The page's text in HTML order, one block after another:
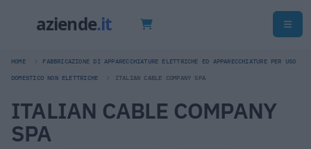
HOME FABBRICAZIONE DI APPARECCHIATURE ELETTRICHE ED APPARECCHIATURE PER USO
DOMESTICO NON ELETTRICHE ITALIAN CABLE COMPANY SPA
ITALIAN CABLE COMPANY
SPA